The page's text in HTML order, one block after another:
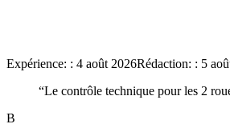
Expérience: : 4 août 2026Rédaction: : 5
“Le contrôle technique pour les 2
B